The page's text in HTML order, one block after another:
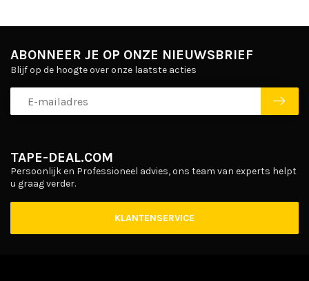
TAPE-DEAL.COM
Persoonlijk en Professioneel advies, ons team van experts helpt
u graag verder.
KLANTENSERVICE
ABONNEER JE OP ONZE NIEUWSBRIEF
Blijf op de hoogte over onze laatste acties